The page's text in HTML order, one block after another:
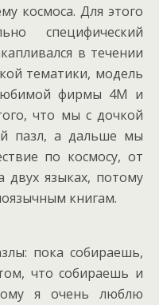
космоса. Для этого
специфический
в течении
тематики, модель
фирмы 4М и
что мы с дочкой
пазл, а дальше мы
по космосу, от
двух языках, потому
книгам.
пока собираешь,
что собираешь и
я очень люблю